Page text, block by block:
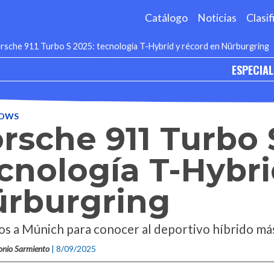
Catálogo Noticias
911 Turbo S 2025: tecnología T-Hybrid y récord en Nürburgring
911 Turbo
T-
a Múnich para conocer al deportivo híbrido
Sarmiento | 8/09/2025